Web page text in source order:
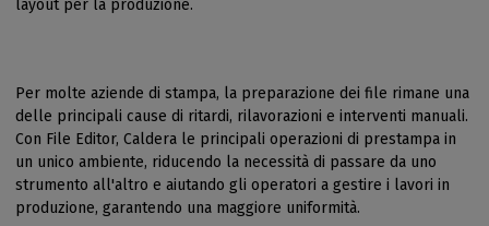
layout per la produzione.
Per molte aziende di stampa, la preparazione dei file rimane una
delle principali cause di ritardi, rilavorazioni e interventi manuali.
Con File Editor, Caldera le principali operazioni di prestampa in
un unico ambiente, riducendo la necessità di passare da uno
strumento all'altro e aiutando gli operatori a gestire i lavori in
produzione, garantendo una maggiore uniformità.